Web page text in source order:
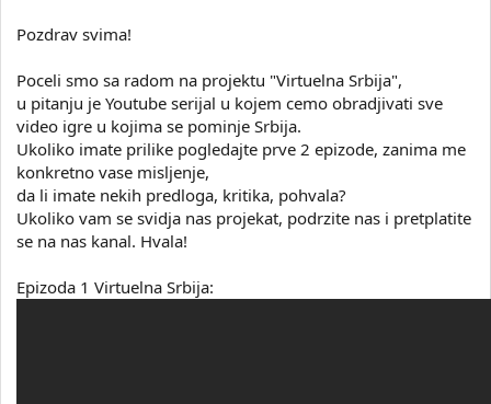
Pozdrav svima!
Poceli smo sa radom na projektu "Virtuelna Srbija",
u pitanju je Youtube serijal u kojem cemo obradjivati sve
video igre u kojima se pominje Srbija.
Ukoliko imate prilike pogledajte prve 2 epizode, zanima me
konkretno vase misljenje,
da li imate nekih predloga, kritika, pohvala?
Ukoliko vam se svidja nas projekat, podrzite nas i pretplatite
se na nas kanal. Hvala!
Epizoda 1 Virtuelna Srbija: